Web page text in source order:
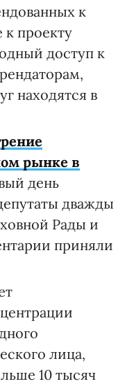
к
проекту
доступ к
находятся в
рынке в
день
дважды
Рады и
приняли
лица,
10 тысяч